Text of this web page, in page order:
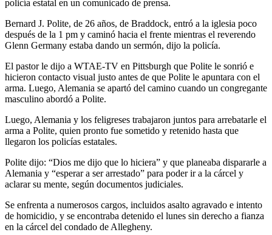
policía estatal en un comunicado de prensa.
Bernard J. Polite, de 26 años, de Braddock, entró a la iglesia poco
después de la 1 pm y caminó hacia el frente mientras el reverendo
Glenn Germany estaba dando un sermón, dijo la policía.
El pastor le dijo a WTAE-TV en Pittsburgh que Polite le sonrió e
hicieron contacto visual justo antes de que Polite le apuntara con el
arma. Luego, Alemania se apartó del camino cuando un congregante
masculino abordó a Polite.
Luego, Alemania y los feligreses trabajaron juntos para arrebatarle el
arma a Polite, quien pronto fue sometido y retenido hasta que
llegaron los policías estatales.
Polite dijo: “Dios me dijo que lo hiciera” y que planeaba dispararle a
Alemania y “esperar a ser arrestado” para poder ir a la cárcel y
aclarar su mente, según documentos judiciales.
Se enfrenta a numerosos cargos, incluidos asalto agravado e intento
de homicidio, y se encontraba detenido el lunes sin derecho a fianza
en la cárcel del condado de Allegheny.